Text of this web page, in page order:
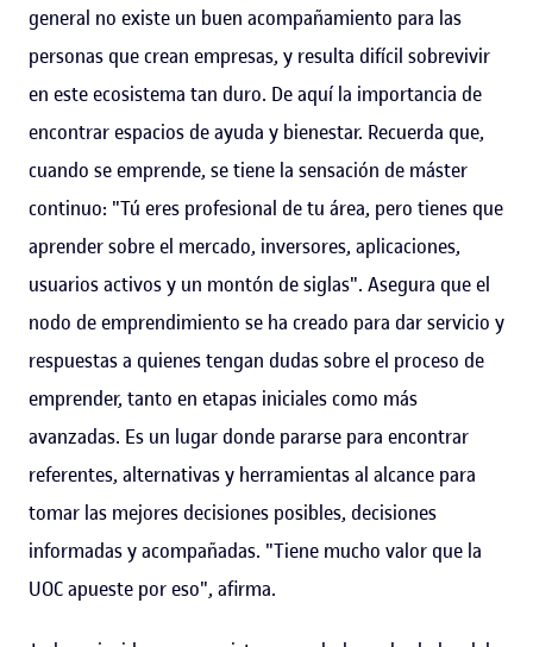
general no existe un buen acompañamiento para las
personas que crean empresas, y resulta difícil sobrevivir
en este ecosistema tan duro. De aquí la importancia de
encontrar espacios de ayuda y bienestar. Recuerda que,
cuando se emprende, se tiene la sensación de máster
continuo: "Tú eres profesional de tu área, pero tienes que
aprender sobre el mercado, inversores, aplicaciones,
usuarios activos y un montón de siglas". Asegura que el
nodo de emprendimiento se ha creado para dar servicio y
respuestas a quienes tengan dudas sobre el proceso de
emprender, tanto en etapas iniciales como más
avanzadas. Es un lugar donde pararse para encontrar
referentes, alternativas y herramientas al alcance para
tomar las mejores decisiones posibles, decisiones
informadas y acompañadas. "Tiene mucho valor que la
UOC apueste por eso", afirma.